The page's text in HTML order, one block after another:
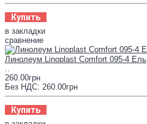
Купить
в закладки
сравнение
Линолеум Linoplast Comfort 095-4 Ель
..
260.00грн
Без НДС: 260.00грн
Купить